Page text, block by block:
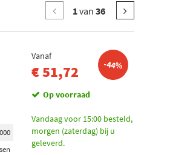
1van 36
Vanaf
€ 51,72 -44%
Op voorraad
Vandaag voor 15:00 besteld,
morgen (zaterdag) bij u
geleverd.